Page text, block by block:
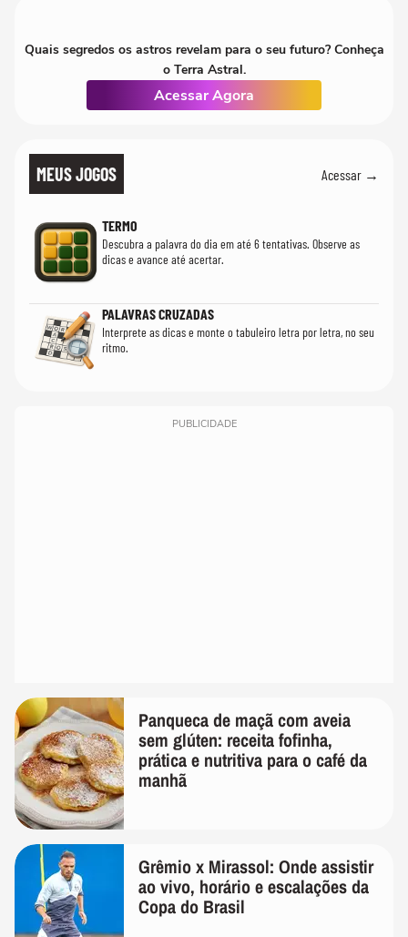
Quais segredos os astros revelam para o seu futuro? Conheça
o Terra Astral.
Acessar Agora
MEUS JOGOS Acessar →
TERMO
Descubra a palavra do dia em até 6 tentativas. Observe as
dicas e avance até acertar.
PALAVRAS CRUZADAS
Interprete as dicas e monte o tabuleiro letra por letra, no seu
ritmo.
PUBLICIDADE
Panqueca de maçã com aveia
sem glúten: receita fofinha,
prática e nutritiva para o café da
manhã
Grêmio x Mirassol: Onde assistir
ao vivo, horário e escalações da
Copa do Brasil